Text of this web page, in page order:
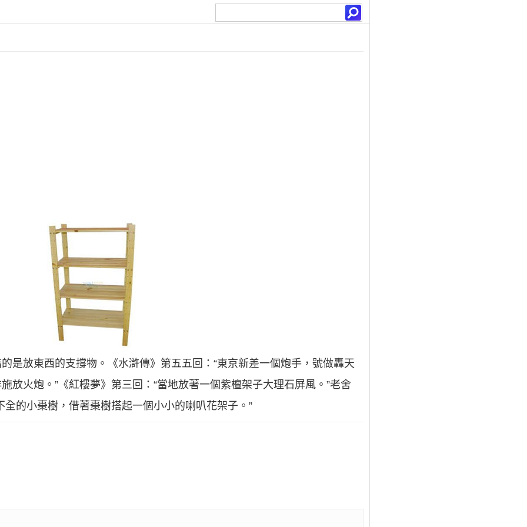
是放東西的支撐物。《水滸傳》第五五回：“東京新差一個炮手，號做轟天
放火炮。”《紅樓夢》第三回：“當地放著一個紫檀架子大理石屏風。”老舍
的小棗樹，借著棗樹搭起一個小小的喇叭花架子。”